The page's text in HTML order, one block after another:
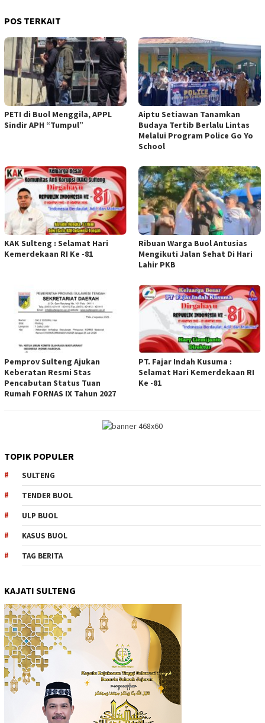
POS TERKAIT
PETI di Buol Menggila, APPL
Sindir APH “Tumpul”
Aiptu Setiawan Tanamkan
Budaya Tertib Berlalu Lintas
Melalui Program Police Go Yo
School
KAK Sulteng : Selamat Hari
Kemerdekaan RI Ke -81
Ribuan Warga Buol Antusias
Mengikuti Jalan Sehat Di Hari
Lahir PKB
Pemprov Sulteng Ajukan
Keberatan Resmi Stas
Pencabutan Status Tuan
Rumah FORNAS IX Tahun 2027
PT. Fajar Indah Kusuma :
Selamat Hari Kemerdekaan RI
Ke -81
TOPIK POPULER
SULTENG
TENDER BUOL
ULP BUOL
KASUS BUOL
TAG BERITA
KAJATI SULTENG